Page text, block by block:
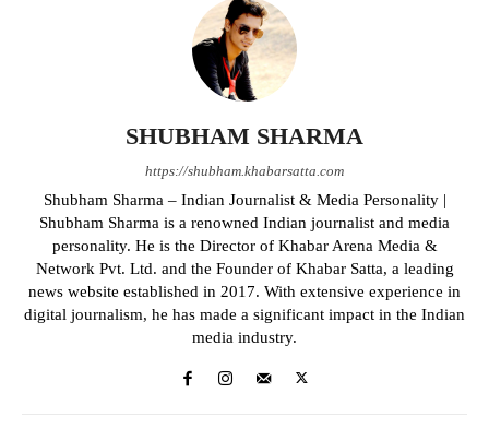
SHUBHAM SHARMA
https://shubham.khabarsatta.com
Shubham Sharma – Indian Journalist & Media Personality |
Shubham Sharma is a renowned Indian journalist and media
personality. He is the Director of Khabar Arena Media &
Network Pvt. Ltd. and the Founder of Khabar Satta, a leading
news website established in 2017. With extensive experience in
digital journalism, he has made a significant impact in the Indian
media industry.